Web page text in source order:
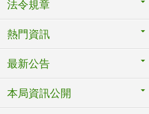
法令規章
熱門資訊
最新公告
本局資訊公開